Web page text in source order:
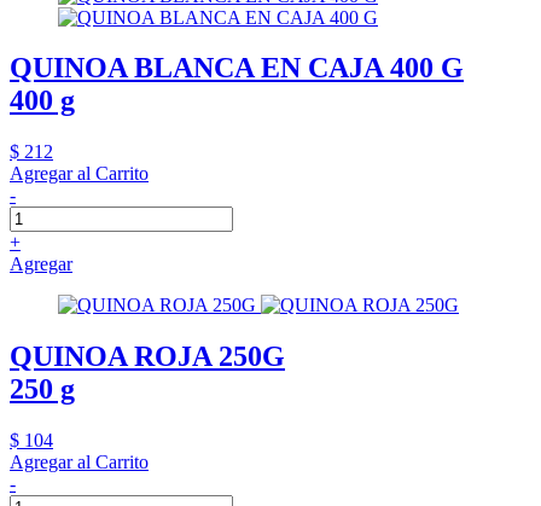
QUINOA BLANCA EN CAJA 400 G
400 g
$ 212
Agregar al Carrito
-
+
Agregar
QUINOA ROJA 250G
250 g
$ 104
Agregar al Carrito
-